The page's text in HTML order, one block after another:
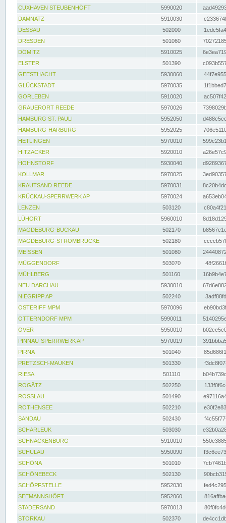
CUXHAVEN STEUBENHÖFT
5990020
DAMNATZ
5910030
DESSAU
502000
DRESDEN
501060
DÖMITZ
5910025
ELSTER
501390
GEESTHACHT
5930060
GLÜCKSTADT
5970035
GORLEBEN
5910020
GRAUERORT REEDE
5970026
HAMBURG ST. PAULI
5952050
HAMBURG-HARBURG
5952025
HETLINGEN
5970010
HITZACKER
5920010
HOHNSTORF
5930040
KOLLMAR
5970025
KRAUTSAND REEDE
5970031
KRÜCKAU-SPERRWERK AP
5970024
LENZEN
503120
LÜHORT
5960010
MAGDEBURG-BUCKAU
502170
MAGDEBURG-STROMBRÜCKE
502180
MEISSEN
501080
MÜGGENDORF
503070
MÜHLBERG
501160
NEU DARCHAU
5930010
NIEGRIPP AP
502240
OSTERIFF MPM
5970096
OTTERNDORF MPM
5990011
OVER
5950010
PINNAU-SPERRWERK AP
5970019
PIRNA
501040
PRETZSCH-MAUKEN
501330
RIESA
501110
ROGÄTZ
502250
ROSSLAU
501490
ROTHENSEE
502210
SANDAU
502430
SCHARLEUK
503030
SCHNACKENBURG
5910010
SCHULAU
5950090
SCHÖNA
501010
SCHÖNEBECK
502130
SCHÖPFSTELLE
5952030
SEEMANNSHÖFT
5952060
STADERSAND
5970013
STORKAU
502370